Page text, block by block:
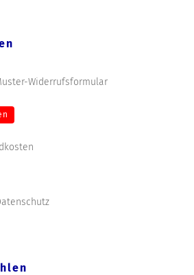
Widerrufsformular